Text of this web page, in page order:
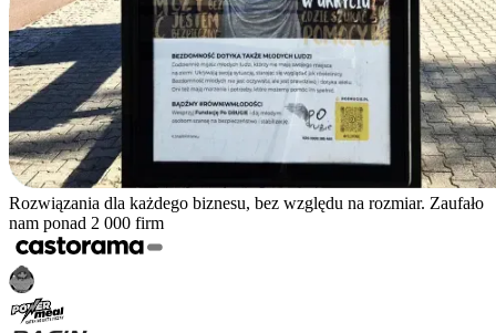
Rozwiązania dla każdego biznesu, bez względu na rozmiar. Zaufało
nam ponad 2 000 firm